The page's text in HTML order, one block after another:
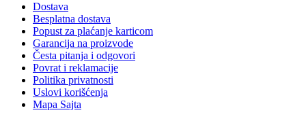
Dostava
Besplatna dostava
Popust za plaćanje karticom
Garancija na proizvode
Česta pitanja i odgovori
Povrat i reklamacije
Politika privatnosti
Uslovi korišćenja
Mapa Sajta